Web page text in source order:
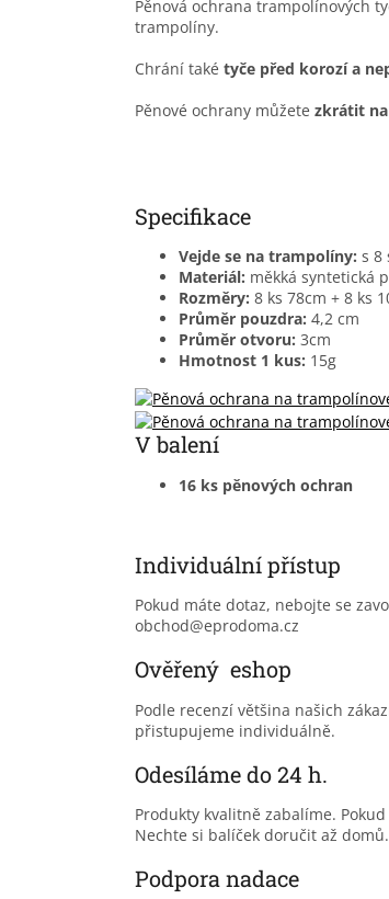
Pěnová ochrana trampolínových
trampolíny.
Chrání také tyče před korozí a
Pěnové ochrany můžete zkrátit
Specifikace
Vejde se na trampolíny: s 8
Materiál: měkká syntetická
Rozměry: 8 ks 78cm + 8 ks
Průměr pouzdra: 4,2 cm
Průměr otvoru: 3cm
Hmotnost 1 kus: 15g
V balení
16 ks pěnových ochran
Individuální přístup
Pokud máte dotaz, nebojte se
obchod@eprodoma.cz
Ověřený eshop
Podle recenzí většina našich
přistupujeme individuálně.
Odesíláme do 24 h.
Produkty kvalitně zabalíme.
Nechte si balíček doručit až domů.
Podpora nadace